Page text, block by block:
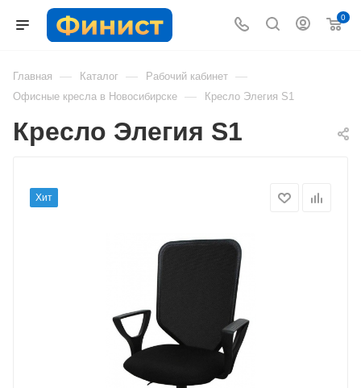
0
Главная — Каталог — Рабочий кабинет —
Офисные кресла в Новосибирске — Кресло Элегия S1
Кресло Элегия S1
Хит